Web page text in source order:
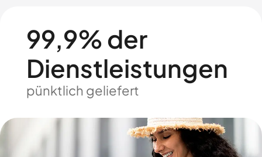
99,9% der
Dienstleistungen
pünktlich geliefert